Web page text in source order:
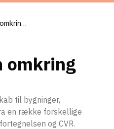
omkring
til bygninger,
en række forskellige
og CVR.